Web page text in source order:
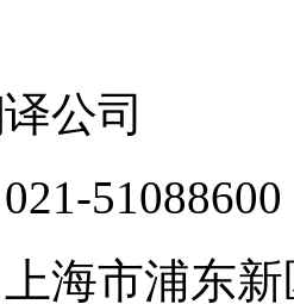
公司
021-51088600
上海市浦东新